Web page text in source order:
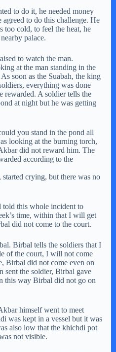
to do it, he needed money
agreed to do this challenge. He
too cold, to feel the heat, he
palace.
to watch the man.
at the man standing in the
soon as the Suabah, the king
everything was done
rewarded. A soldier tells the
at night but he was getting
you stand in the pond all
looking at the burning torch,
did not reward him. The
according to the
crying, but there was no
told this whole incident to
time, within that I will get
did not come to the court.
Birbal tells the soldiers that I
of the court, I will not come
Birbal did not come even on
sent the soldier, Birbal gave
this way Birbal did not go on
himself went to meet
was kept in a vessel but it was
also low that the khichdi pot
not visible.